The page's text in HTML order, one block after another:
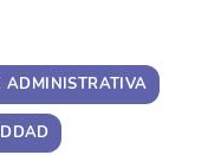
ADMINISTRATIVA